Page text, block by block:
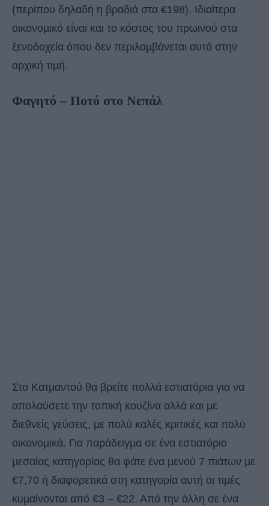
(περίπου δηλαδή η βραδιά στα €198). Ιδιαίτερα
οικονοµικό είναι και το κόστος του πρωινού στα
ξενοδοχεία όπου δεν περιλαµβάνεται αυτό στην
αρχική τιµή.
Φαγητό – Ποτό στο Νεπάλ
Στο Κατµαντού θα βρείτε πολλά εστιατόρια για να
απολαύσετε την τοπική κουζίνα αλλά και µε
διεθνείς γεύσεις, µε πολύ καλές κριτικές και πολύ
οικονοµικά. Για παράδειγµα σε ένα εστιατόριο
µεσαίας κατηγορίας θα φάτε ένα µενού 7 πιάτων µε
€7,70 ή διαφορετικά στη κατηγορία αυτή οι τιµές
κυµαίνονται από €3 – €22. Από την άλλη σε ένα